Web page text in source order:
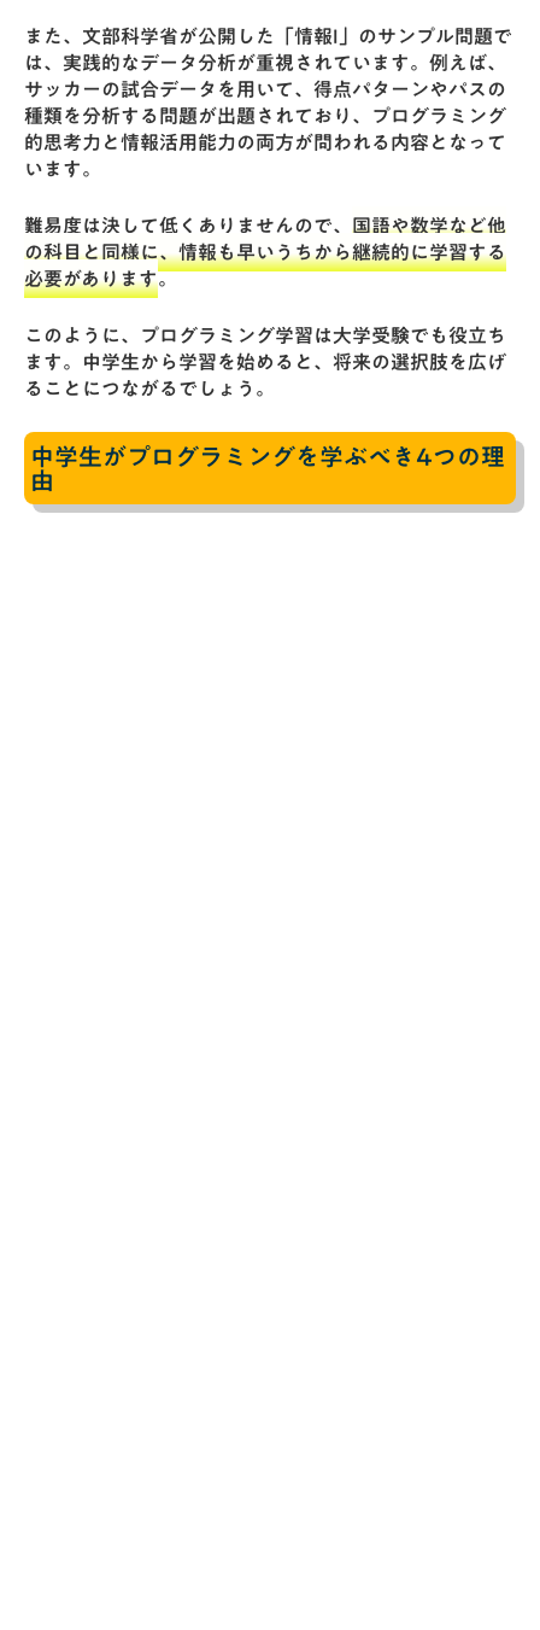
また、文部科学省が公開した「情報I」のサンプル問題で
は、実践的なデータ分析が重視されています。例えば、
サッカーの試合データを用いて、得点パターンやパスの
種類を分析する問題が出題されており、プログラミング
的思考力と情報活用能力の両方が問われる内容となって
います。
難易度は決して低くありませんので、 国語や数学など他
の科目と同様に、情報も早いうちから継続的に学習する
必要があります。
このように、プログラミング学習は大学受験でも役立ち
ます。中学生から学習を始めると、将来の選択肢を広げ
ることにつながるでしょう。
中学生がプログラミングを学ぶべき4つの理
由